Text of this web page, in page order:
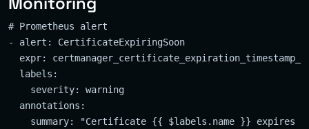
# Prometheus alert
- alert: CertificateExpiringSoon
expr:
  labels:
    severity: warning
  annotations: